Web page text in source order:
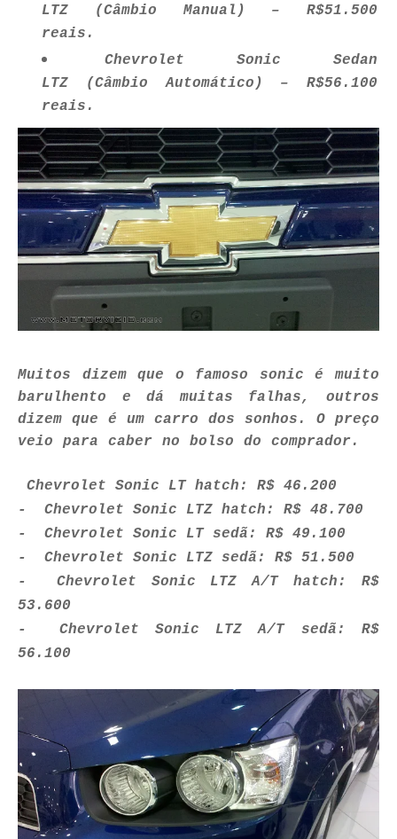
LTZ (Câmbio Manual) – R$51.500
reais.
Chevrolet Sonic Sedan
LTZ (Câmbio Automático) – R$56.100
reais.
Muitos dizem que o famoso sonic é muito
barulhento e dá muitas falhas, outros
dizem que é um carro dos sonhos. O preço
veio para caber no bolso do comprador.
Chevrolet Sonic LT hatch: R$ 46.200
- Chevrolet Sonic LTZ hatch: R$ 48.700
- Chevrolet Sonic LT sedã: R$ 49.100
- Chevrolet Sonic LTZ sedã: R$ 51.500
- Chevrolet Sonic LTZ A/T hatch: R$
53.600
- Chevrolet Sonic LTZ A/T sedã: R$
56.100